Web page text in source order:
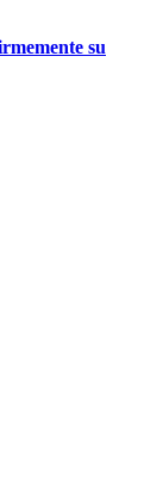
su